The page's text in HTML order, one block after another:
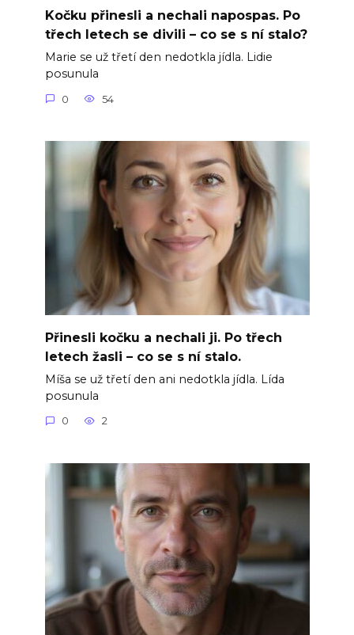
Kočku přinesli a nechali napospas. Po
třech letech se divili – co se s ní stalo?
Marie se už třetí den nedotkla jídla. Lidie
posunula
0 54
Přinesli kočku a nechali ji. Po třech
letech žasli – co se s ní stalo.
Míša se už třetí den ani nedotkla jídla. Lída
posunula
0 2